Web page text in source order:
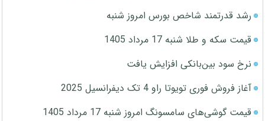
رشد قدرتمند شاخص بورس امروز شنبه
قیمت سکه و طلا شنبه 17 مرداد 1405
نرخ سود بین‌بانکی افزایش یافت
آغاز فروش فوری تویوتا راو 4 تک دیفرانسیل 2025
قیمت گوشی‌های سامسونگ امروز شنبه 17 مرداد 1405